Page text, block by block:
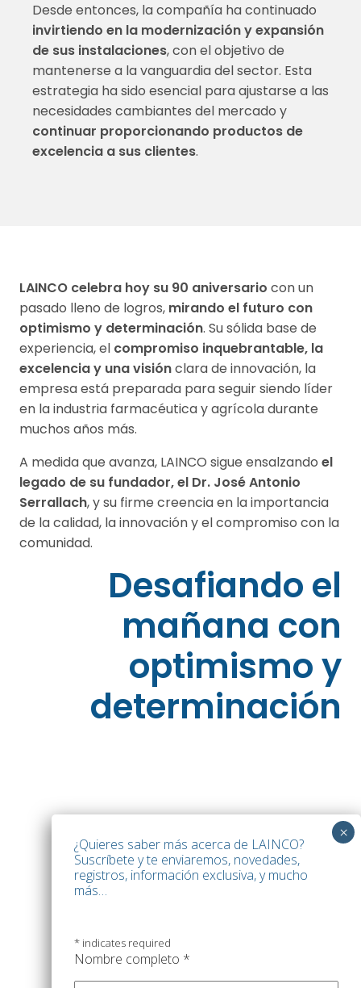
Desde entonces, la compañía ha continuado
invirtiendo en la modernización y expansión
de sus instalaciones, con el objetivo de
mantenerse a la vanguardia del sector. Esta
estrategia ha sido esencial para ajustarse a las
necesidades cambiantes del mercado y
continuar proporcionando productos de
excelencia a sus clientes.
LAINCO celebra hoy su 90 aniversario con un
pasado lleno de logros, mirando el futuro con
optimismo y determinación. Su sólida base de
experiencia, el compromiso inquebrantable, la
excelencia y una visiónclara de innovación, la
empresa está preparada para seguir siendo líder
en la industria farmacéutica y agrícola durante
muchos años más.
A medida que avanza, LAINCO sigue ensalzando el
legado de su fundador, el Dr. José Antonio
Serrallach, y su firme creencia en la importancia
de la calidad, la innovación y el compromiso con la
comunidad.
Desafiando el
mañana con
optimismo y
determinación
¿Quieres saber más acerca de LAINCO?
Suscríbete y te enviaremos, novedades,
registros, información exclusiva, y mucho
más…
* indicates required
Nombre completo *